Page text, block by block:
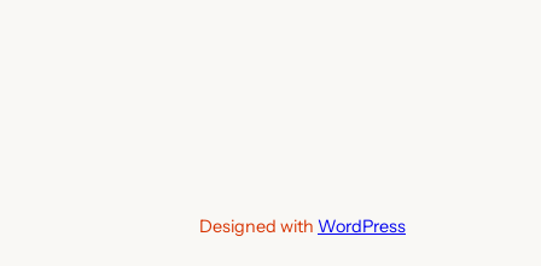
Designed with WordPress